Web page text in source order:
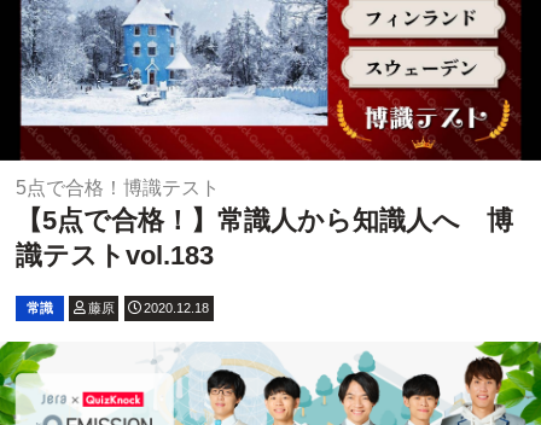
5点で合格！博識テスト
【5点で合格！】常識人から知識人へ 博
識テストvol.183
常識 藤原 2020.12.18